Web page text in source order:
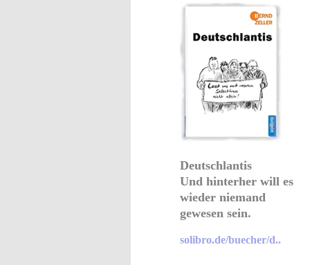
Deutschlantis
Und hinterher will es
wieder niemand
gewesen sein.
solibro.de/buecher/d..